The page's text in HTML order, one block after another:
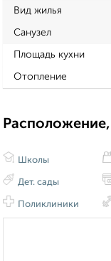
Вид жилья
Санузел
Площадь кухни
Отопление
Школы
Дет. сады
Поликлиники